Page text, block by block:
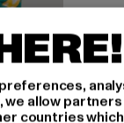
allow
countries